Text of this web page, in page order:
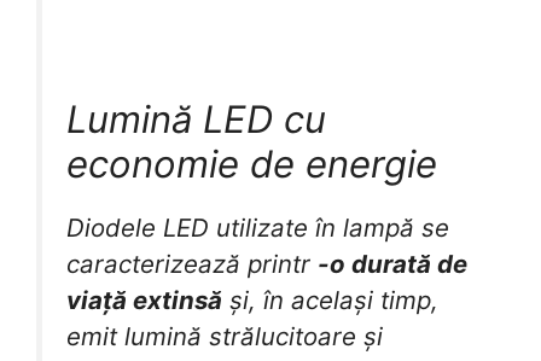
Lumină LED cu
economie de energie
Diodele LED utilizate în lampă se
caracterizează printr -o durată de
viață extinsă și, în același timp,
emit lumină strălucitoare și